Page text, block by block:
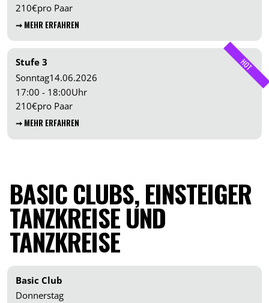
210€pro Paar
➞ MEHR ERFAHREN
HOT
Stufe 3
Sonntag14.06.2026
17:00 - 18:00Uhr
210€pro Paar
➞ MEHR ERFAHREN
BASIC CLUBS, EINSTEIGER
TANZKREISE UND
TANZKREISE
Basic Club
Donnerstag